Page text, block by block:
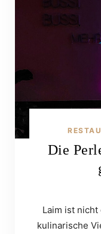
Die
Laim ist
kulinarische